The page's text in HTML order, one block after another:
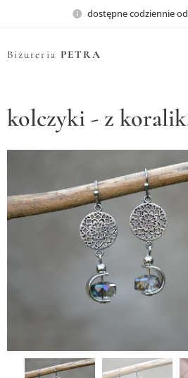
dostępne codziennie
Biżuteria PETRA
kolczyki - z